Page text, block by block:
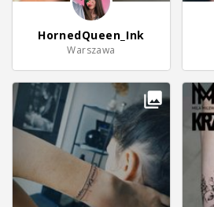
HornedQueen_Ink
Warszawa